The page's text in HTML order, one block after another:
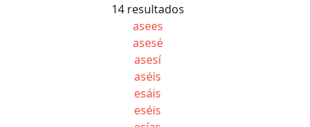
14 resultados
asees
asesé
asesí
aséis
esáis
eséis